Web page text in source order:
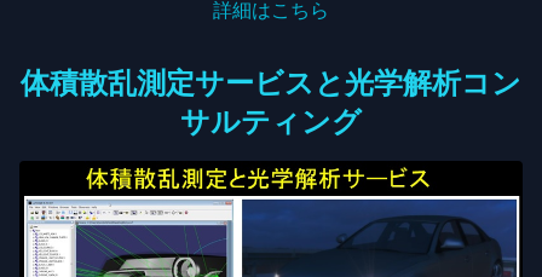
詳細はこちら
体積散乱測定サービスと光学解析コン
サルティング